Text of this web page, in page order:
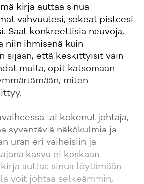
kirja auttaa sinua
vahvuutesi, sokeat pisteesi
Saat konkreettisia neuvoja,
niin ihmisenä kuin
sijaan, että keskittyisit vain
muita, opit katsomaan
miten
tai kokenut johtaja,
syventäviä näkökulmia ja
uran eri vaiheisiin ja
kasvu ei koskaan
auttaa sinua löytämään
voit johtaa selkeämmin,